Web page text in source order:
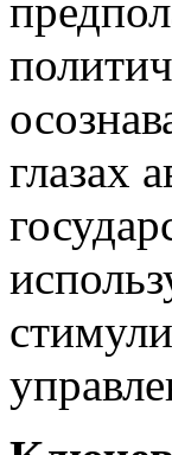
глазах